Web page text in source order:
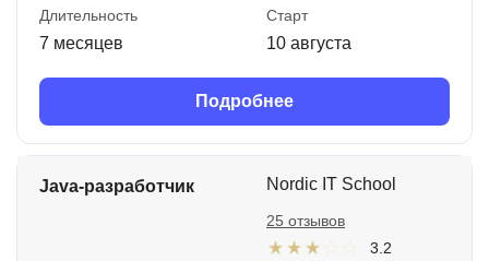
Длительность
7 месяцев
Старт
10 августа
Подробнее
Java-разработчик Nordic IT School
3.2
25 отзывов